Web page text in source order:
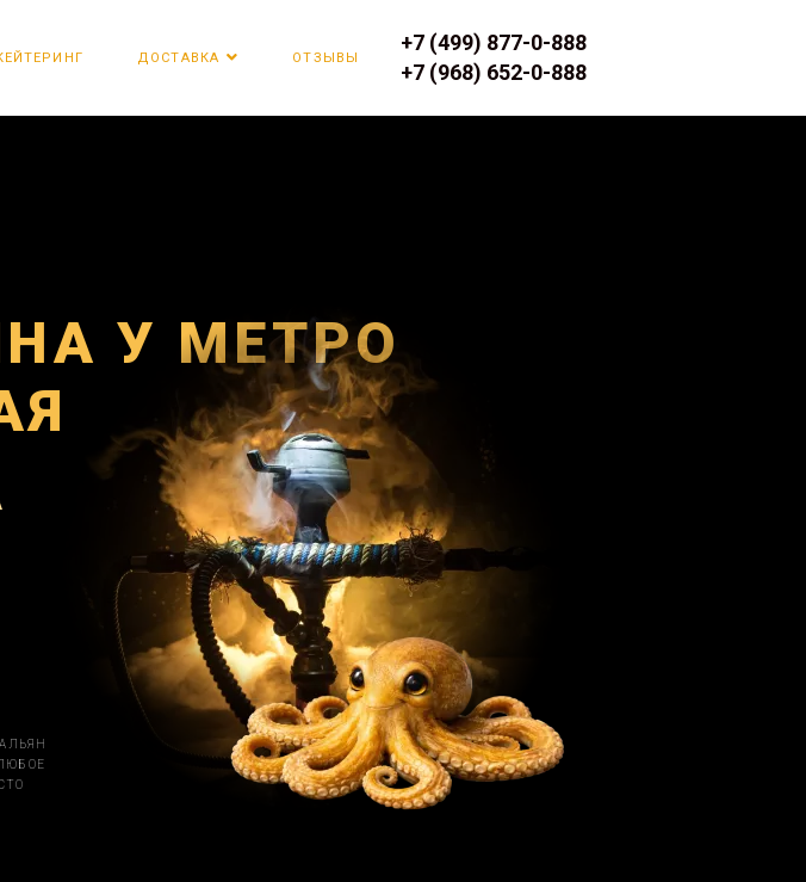
ДОСТАВКА ОТЗЫВЫ
+7 (499) 877-0-888
+7 (968) 652-0-888
У МЕТРО